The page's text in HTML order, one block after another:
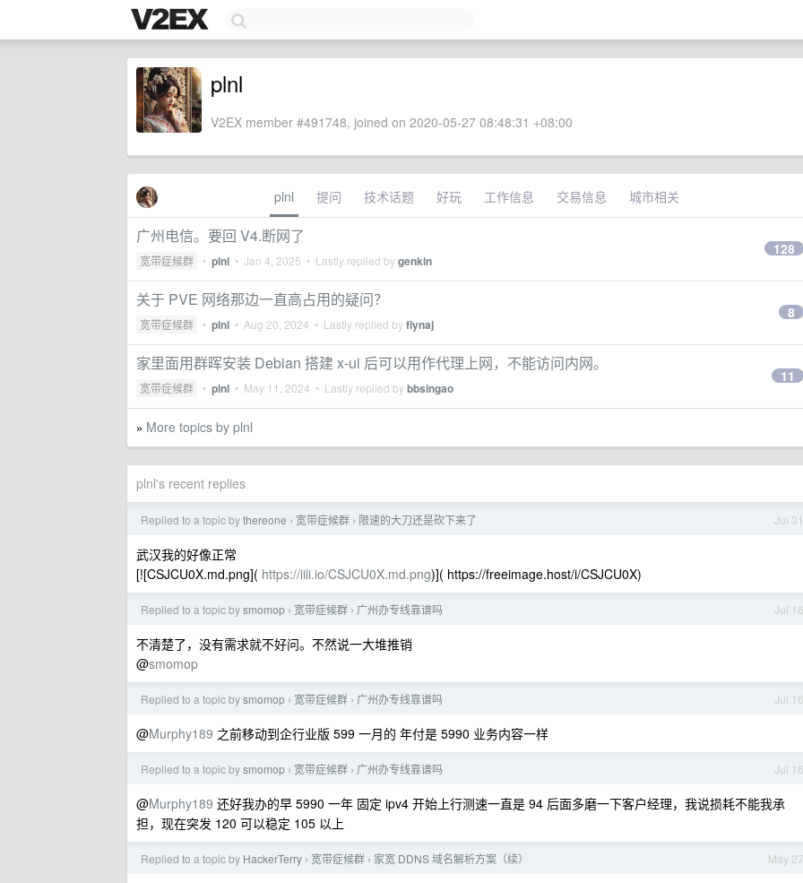
plnl
V2EX member #491748, joined on 2020-05-27 08:48:31 +08:00
plnl 提问 技术话题 好玩 工作信息 交易信息 城市相关
广州电信。要回 V4.断网了
宽带症候群 • plnl • Jan 4, 2025 • Lastly replied bygenkin
128
关于 PVE 网络那边一直高占用的疑问？
宽带症候群 • plnl • Aug 20, 2024 • Lastly replied byflynaj
8
家里面用群晖安装 Debian 搭建 x-ui 后可以用作代理上网，不能访问内网。
宽带症候群 • plnl • May 11, 2024 • Lastly replied bybbsingao
11
» More topics by plnl
plnl's recent replies
Jul 31
Replied to a topic bythereone › 宽带症候群 › 限速的大刀还是砍下来了
武汉我的好像正常
[![CSJCU0X.md.png]( https://iili.io/CSJCU0X.md.png)]( https://freeimage.host/i/CSJCU0X)
Jul 16
Replied to a topic bysmomop › 宽带症候群 › 广州办专线靠谱吗
不清楚了，没有需求就不好问。不然说一大堆推销
@smomop
Jul 16
Replied to a topic bysmomop › 宽带症候群 › 广州办专线靠谱吗
@Murphy189 之前移动到企行业版 599 一月的 年付是 5990 业务内容一样
Jul 16
Replied to a topic bysmomop › 宽带症候群 › 广州办专线靠谱吗
@Murphy189 还好我办的早 5990 一年 固定 ipv4 开始上行测速一直是 94 后面多磨一下客户经理，我说损耗不能我承
担，现在突发 120 可以稳定 105 以上
May 27
Replied to a topic by HackerTerry › 宽带症候群 › 家宽 DDNS 域名解析方案（续）